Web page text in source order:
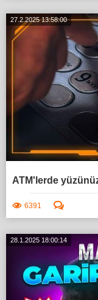
27.2.2025 13:58:00
ATM'lerde
6391
28.1.2025 18:00:14